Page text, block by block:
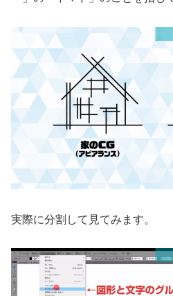
実際に分割して見てみます。